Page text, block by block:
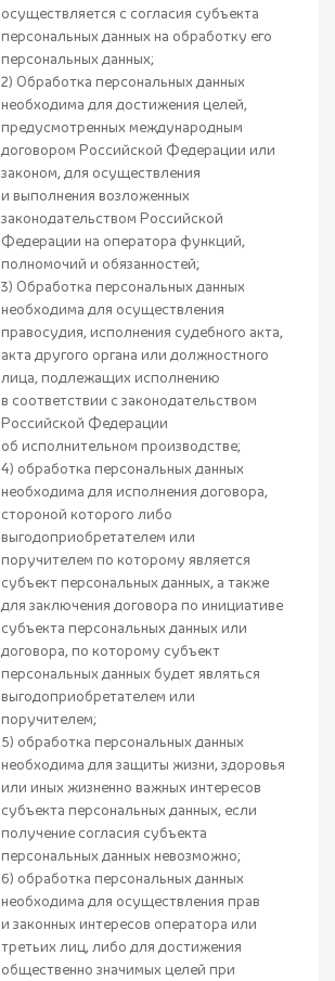
осуществляется с согласия субъекта
персональных данных на обработку его
персональных данных;
2) Обработка персональных данных
необходима для достижения целей,
предусмотренных международным
договором Российской Федерации или
законом, для осуществления
и выполнения возложенных
законодательством Российской
Федерации на оператора функций,
полномочий и обязанностей;
3) Обработка персональных данных
необходима для осуществления
правосудия, исполнения судебного акта,
акта другого органа или должностного
лица, подлежащих исполнению
в соответствии с законодательством
Российской Федерации
об исполнительном производстве;
4) обработка персональных данных
необходима для исполнения договора,
стороной которого либо
выгодоприобретателем или
поручителем по которому является
субъект персональных данных, а также
для заключения договора по инициативе
субъекта персональных данных или
договора, по которому субъект
персональных данных будет являться
выгодоприобретателем или
поручителем;
5) обработка персональных данных
необходима для защиты жизни, здоровья
или иных жизненно важных интересов
субъекта персональных данных, если
получение согласия субъекта
персональных данных невозможно;
6) обработка персональных данных
необходима для осуществления прав
и законных интересов оператора или
третьих лиц, либо для достижения
общественно значимых целей при